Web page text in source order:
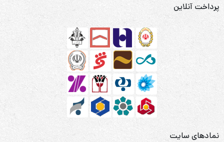
پرداخت آنلاین
نمادهای سایت